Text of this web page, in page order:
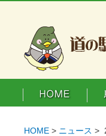
HOME > ニュース >